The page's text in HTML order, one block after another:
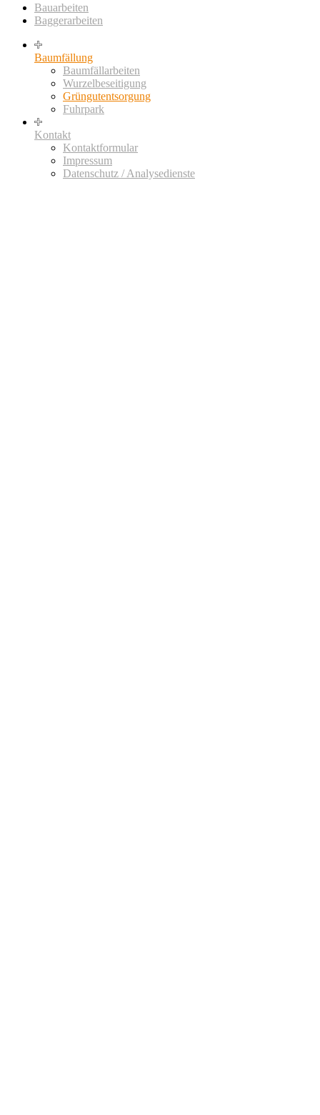
Bauarbeiten
Baggerarbeiten
Baumfällung
Baumfällarbeiten
Wurzelbeseitigung
Grüngutentsorgung
Fuhrpark
Kontakt
Kontaktformular
Impressum
Datenschutz / Analysedienste